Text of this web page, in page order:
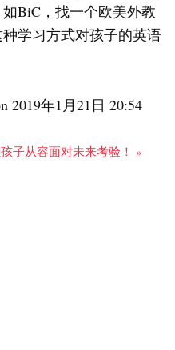
BiC，找一个欧美外教
学习方式对孩子的英语
2019年1月21日 20:54
子从容面对未来考验！ »